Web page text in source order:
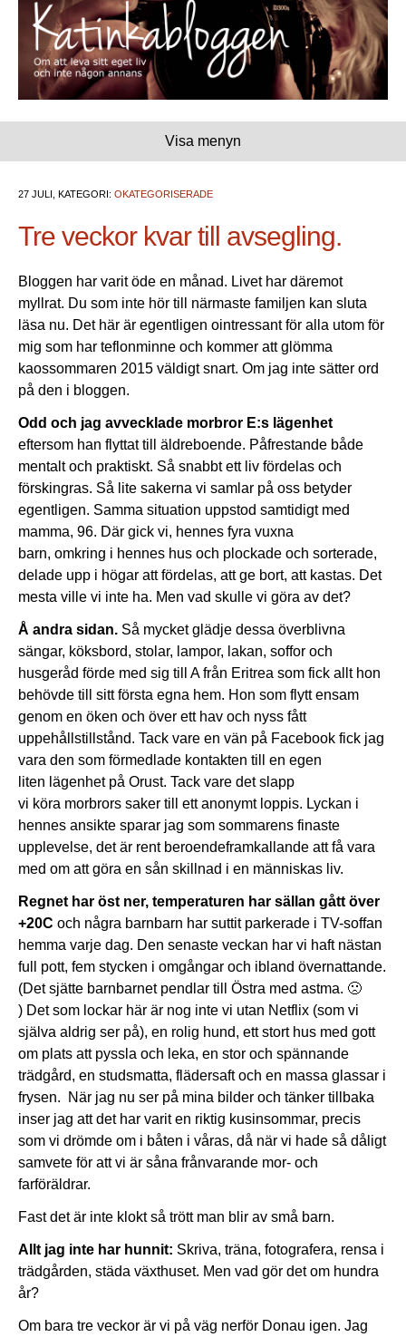
Visa menyn
27 JULI, KATEGORI: OKATEGORISERADE
Tre veckor kvar till avsegling.
Bloggen har varit öde en månad. Livet har däremot
myllrat. Du som inte hör till närmaste familjen kan sluta
läsa nu. Det här är egentligen ointressant för alla utom för
mig som har teflonminne och kommer att glömma
kaossommaren 2015 väldigt snart. Om jag inte sätter ord
på den i bloggen.
Odd och jag avvecklade morbror E:s lägenhet
eftersom han flyttat till äldreboende. Påfrestande både
mentalt och praktiskt. Så snabbt ett liv fördelas och
förskingras. Så lite sakerna vi samlar på oss betyder
egentligen. Samma situation uppstod samtidigt med
mamma, 96. Där gick vi, hennes fyra vuxna
barn, omkring i hennes hus och plockade och sorterade,
delade upp i högar att fördelas, att ge bort, att kastas. Det
mesta ville vi inte ha. Men vad skulle vi göra av det?
Å andra sidan. Så mycket glädje dessa överblivna
sängar, köksbord, stolar, lampor, lakan, soffor och
husgeråd förde med sig till A från Eritrea som fick allt hon
behövde till sitt första egna hem. Hon som flytt ensam
genom en öken och över ett hav och nyss fått
uppehållstillstånd. Tack vare en vän på Facebook fick jag
vara den som förmedlade kontakten till en egen
liten lägenhet på Orust. Tack vare det slapp
vi köra morbrors saker till ett anonymt loppis. Lyckan i
hennes ansikte sparar jag som sommarens finaste
upplevelse, det är rent beroendeframkallande att få vara
med om att göra en sån skillnad i en människas liv.
Regnet har öst ner, temperaturen har sällan gått över
+20C och några barnbarn har suttit parkerade i TV-soffan
hemma varje dag. Den senaste veckan har vi haft nästan
full pott, fem stycken i omgångar och ibland övernattande.
(Det sjätte barnbarnet pendlar till Östra med astma. 🙁
) Det som lockar här är nog inte vi utan Netflix (som vi
själva aldrig ser på), en rolig hund, ett stort hus med gott
om plats att pyssla och leka, en stor och spännande
trädgård, en studsmatta, flädersaft och en massa glassar i
frysen. När jag nu ser på mina bilder och tänker tillbaka
inser jag att det har varit en riktig kusinsommar, precis
som vi drömde om i båten i våras, då när vi hade så dåligt
samvete för att vi är såna frånvarande mor- och
farföräldrar.
Fast det är inte klokt så trött man blir av små barn.
Allt jag inte har hunnit: Skriva, träna, fotografera, rensa i
trädgården, städa växthuset. Men vad gör det om hundra
år?
Om bara tre veckor är vi på väg nerför Donau igen. Jag